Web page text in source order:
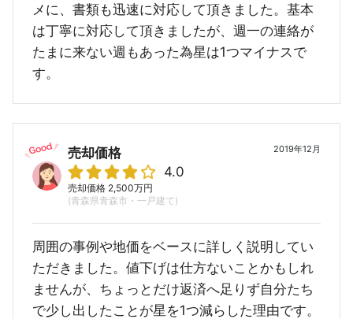
メに、書類も迅速に対応して頂きました。基本
は丁寧に対応して頂きましたが、週一の連絡が
たまに来ない週もあった為星は1つマイナスで
す。
2019年12月
売却価格
4.0
売却価格 2,500万円
(青森県青森市・一戸建て)
周囲の事例や地価をベースに詳しく説明してい
ただきました。値下げは仕方ないことかもしれ
ませんが、ちょっとだけ返済へ足りず自分たち
で少し出したことが星を1つ減らした理由です。